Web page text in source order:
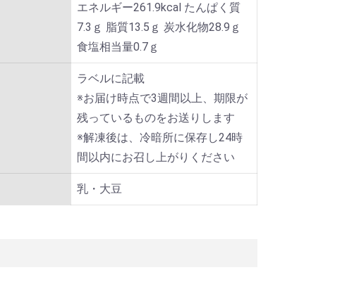
エネルギー261.9kcal たんぱく質
7.3ｇ 脂質13.5ｇ 炭水化物28.9ｇ
食塩相当量0.7ｇ
ラベルに記載
※お届け時点で3週間以上、期限が
残っているものをお送りします
※解凍後は、冷暗所に保存し24時
間以内にお召し上がりください
乳・大豆